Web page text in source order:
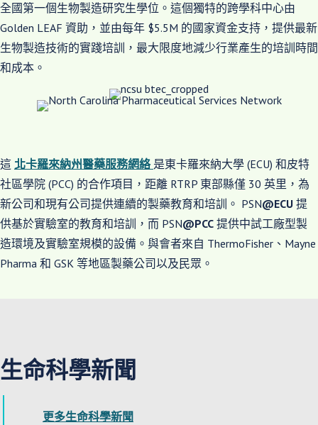
全國第一個生物製造研究生學位。這個獨特的跨學科中心由
Golden LEAF 資助，並由每年 $5.5M 的國家資金支持，提供最新
生物製造技術的實踐培訓，最大限度地減少行業產生的培訓時間
和成本。
這 北卡羅來納州醫藥服務網絡 是東卡羅來納大學 (ECU) 和皮特
社區學院 (PCC) 的合作項目，距離 RTRP 東部縣僅 30 英里，為
新公司和現有公司提供連續的製藥教育和培訓。 PSN@ECU 提
供基於實驗室的教育和培訓，而 PSN@PCC 提供中試工廠型製
造環境及實驗室規模的設備。與會者來自 ThermoFisher、Mayne
Pharma 和 GSK 等地區製藥公司以及民眾。
生命科學新聞
更多生命科學新聞